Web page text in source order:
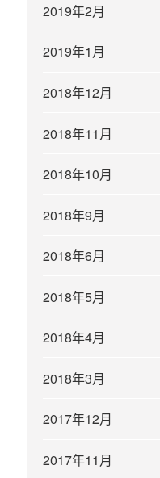
2019年2月
2019年1月
2018年12月
2018年11月
2018年10月
2018年9月
2018年6月
2018年5月
2018年4月
2018年3月
2017年12月
2017年11月